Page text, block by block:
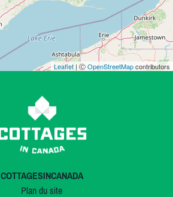
Leaflet | ⒸOpenStreetMapcontributors
COTTAGESINCANADA
Plan du site